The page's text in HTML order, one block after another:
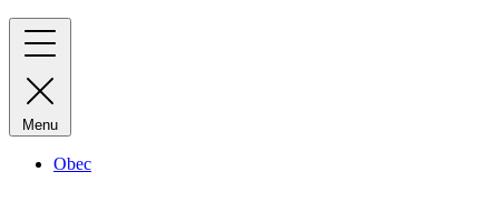
Menu
Obec